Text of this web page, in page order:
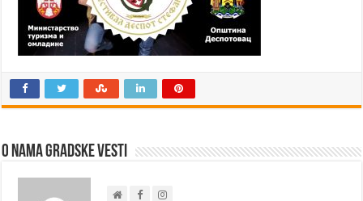
O nama Gradske Vesti